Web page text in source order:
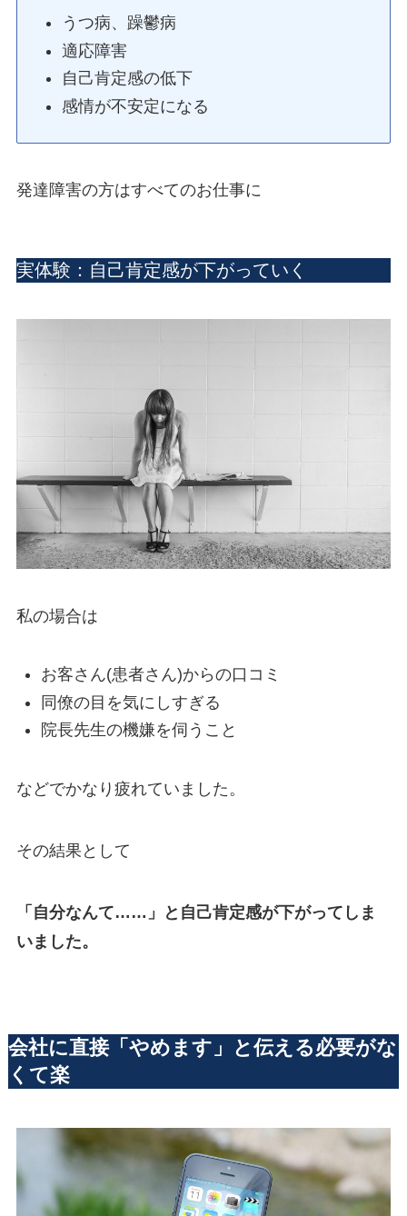
うつ病、躁鬱病
適応障害
自己肯定感の低下
感情が不安定になる
発達障害の方はすべてのお仕事に
実体験：自己肯定感が下がっていく
私の場合は
お客さん(患者さん)からの口コミ
同僚の目を気にしすぎる
院長先生の機嫌を伺うこと
などでかなり疲れていました。
その結果として
「自分なんて……」と自己肯定感が下がってしま
いました。
会社に直接「やめます」と伝える必要がな
くて楽